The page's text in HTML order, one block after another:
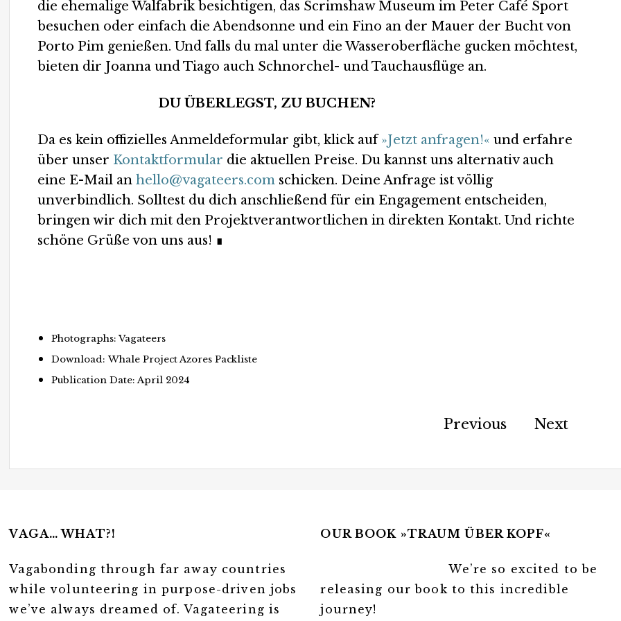
die ehemalige Walfabrik besichtigen, das Scrimshaw Museum im Peter Café Sport
besuchen oder einfach die Abendsonne und ein Fino an der Mauer der Bucht von
Porto Pim genießen. Und falls du mal unter die Wasseroberfläche gucken möchtest,
bieten dir Joanna und Tiago auch Schnorchel- und Tauchausflüge an.
DU ÜBERLEGST, ZU BUCHEN?
Da es kein offizielles Anmeldeformular gibt, klick auf»Jetzt anfragen!« und erfahre
über unser Kontaktformular die aktuellen Preise. Du kannst uns alternativ auch
eine E-Mail anhello@vagateers.com schicken. Deine Anfrage ist völlig
unverbindlich. Solltest du dich anschließend für ein Engagement entscheiden,
bringen wir dich mit den Projektverantwortlichen in direkten Kontakt. Und richte
schöne Grüße von uns aus! ∎
Photographs: Vagateers
Download:Whale Project Azores Packliste
Publication Date: April 2024
Previous Next
VAGA… WHAT?!
Vagabonding through far away countries
while volunteering in purpose-driven jobs
we’ve always dreamed of. Vagateering is
OUR BOOK »TRAUM ÜBER KOPF«
We’re so excited to be
releasing our book to this incredible
journey!